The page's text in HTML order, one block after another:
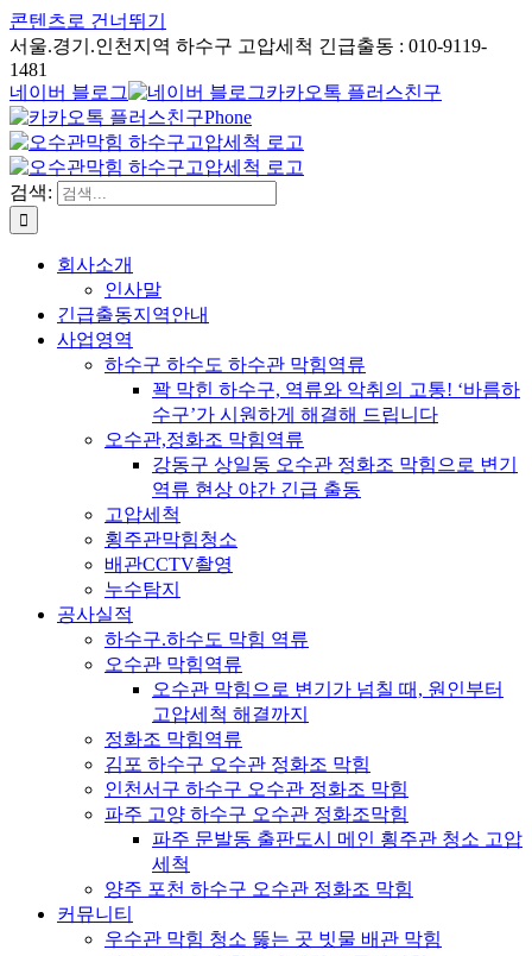
콘텐츠로 건너뛰기
서울.경기.인천지역 하수구 고압세척 긴급출동 : 010-9119-
1481
네이버 블로그
카카오톡 플러스친구
Phone
검색:
회사소개
인사말
긴급출동지역안내
사업영역
하수구 하수도 하수관 막힘역류
꽉 막힌 하수구, 역류와 악취의 고통! ‘바름하
수구’가 시원하게 해결해 드립니다
오수관,정화조 막힘역류
강동구 상일동 오수관 정화조 막힘으로 변기
역류 현상 야간 긴급 출동
고압세척
횡주관막힘청소
배관CCTV촬영
누수탐지
공사실적
하수구.하수도 막힘 역류
오수관 막힘역류
오수관 막힘으로 변기가 넘칠 때, 원인부터
고압세척 해결까지
정화조 막힘역류
김포 하수구 오수관 정화조 막힘
인천서구 하수구 오수관 정화조 막힘
파주 고양 하수구 오수관 정화조막힘
파주 문발동 출판도시 메인 횡주관 청소 고압
세척
양주 포천 하수구 오수관 정화조 막힘
커뮤니티
우수관 막힘 청소 뚫는 곳 빗물 배관 막힘